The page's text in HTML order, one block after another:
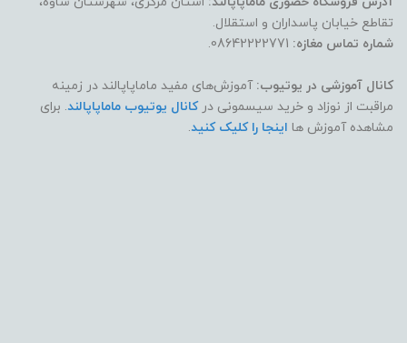
تقاطع خیابان پاسداران و استقلال.
شماره تماس مغازه:
کانال آموزشی در یوتیوب: آموزش‌های مفید ماماپاپالند در زمینه
مراقبت از نوزاد و خرید سیسمونی درکانال یوتیوب ماماپاپالند. برای
مشاهده آموزش ها اینجا را کلیک کنید.